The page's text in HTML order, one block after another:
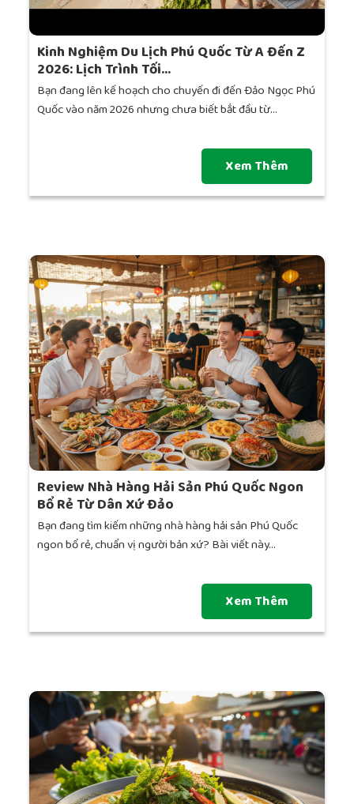
Kinh Nghiệm Du Lịch Phú Quốc Từ A Đến Z
2026: Lịch Trình Tối...
Bạn đang lên kế hoạch cho chuyến đi đến Đảo Ngọc Phú
Quốc vào năm 2026 nhưng chưa biết bắt đầu từ...
Xem Thêm
Review Nhà Hàng Hải Sản Phú Quốc Ngon
Bổ Rẻ Từ Dân Xứ Đảo
Bạn đang tìm kiếm những nhà hàng hải sản Phú Quốc
ngon bổ rẻ, chuẩn vị người bản xứ? Bài viết này...
Xem Thêm